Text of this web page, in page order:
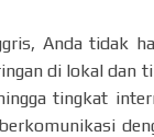
Anda tidak
di lokal dan
tingkat